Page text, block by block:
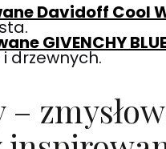
Davidoff Cool
GIVENCHY BLUE
drzewnych.